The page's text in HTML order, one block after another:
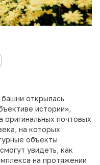
открылась
истории»,
почтовых
на которых
объекты
увидеть, как
на протяжении